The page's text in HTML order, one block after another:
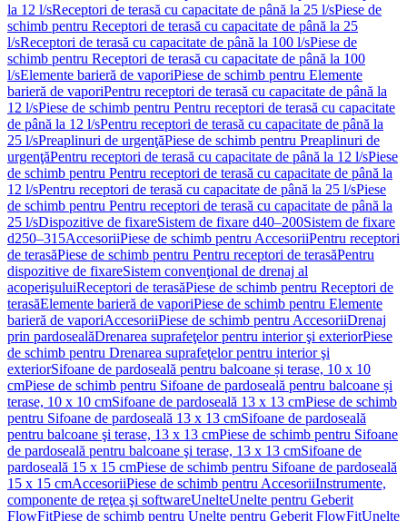
la 12 l/sReceptori de terasă cu capacitate de până la 25 l/sPiese de
schimb pentru Receptori de terasă cu capacitate de până la 25
l/sReceptori de terasă cu capacitate de până la 100 l/sPiese de
schimb pentru Receptori de terasă cu capacitate de până la 100
l/sElemente barieră de vaporiPiese de schimb pentru Elemente
barieră de vaporiPentru receptori de terasă cu capacitate de până la
12 l/sPiese de schimb pentru Pentru receptori de terasă cu capacitate
de până la 12 l/sPentru receptori de terasă cu capacitate de până la
25 l/sPreaplinuri de urgenţăPiese de schimb pentru Preaplinuri de
urgenţăPentru receptori de terasă cu capacitate de până la 12 l/sPiese
de schimb pentru Pentru receptori de terasă cu capacitate de până la
12 l/sPentru receptori de terasă cu capacitate de până la 25 l/sPiese
de schimb pentru Pentru receptori de terasă cu capacitate de până la
25 l/sDispozitive de fixareSistem de fixare d40–200Sistem de fixare
d250–315AccesoriiPiese de schimb pentru AccesoriiPentru receptori
de terasăPiese de schimb pentru Pentru receptori de terasăPentru
dispozitive de fixareSistem convenţional de drenaj al
acoperişuluiReceptori de terasăPiese de schimb pentru Receptori de
terasăElemente barieră de vaporiPiese de schimb pentru Elemente
barieră de vaporiAccesoriiPiese de schimb pentru AccesoriiDrenaj
prin pardosealăDrenarea suprafeţelor pentru interior şi exteriorPiese
de schimb pentru Drenarea suprafeţelor pentru interior şi
exteriorSifoane de pardoseală pentru balcoane și terase, 10 x 10
cmPiese de schimb pentru Sifoane de pardoseală pentru balcoane și
terase, 10 x 10 cmSifoane de pardoseală 13 x 13 cmPiese de schimb
pentru Sifoane de pardoseală 13 x 13 cmSifoane de pardoseală
pentru balcoane şi terase, 13 x 13 cmPiese de schimb pentru Sifoane
de pardoseală pentru balcoane şi terase, 13 x 13 cmSifoane de
pardoseală 15 x 15 cmPiese de schimb pentru Sifoane de pardoseală
15 x 15 cmAccesoriiPiese de schimb pentru AccesoriiInstrumente,
componente de reţea şi softwareUnelteUnelte pentru Geberit
FlowFitPiese de schimb pentru Unelte pentru Geberit FlowFitUnelte